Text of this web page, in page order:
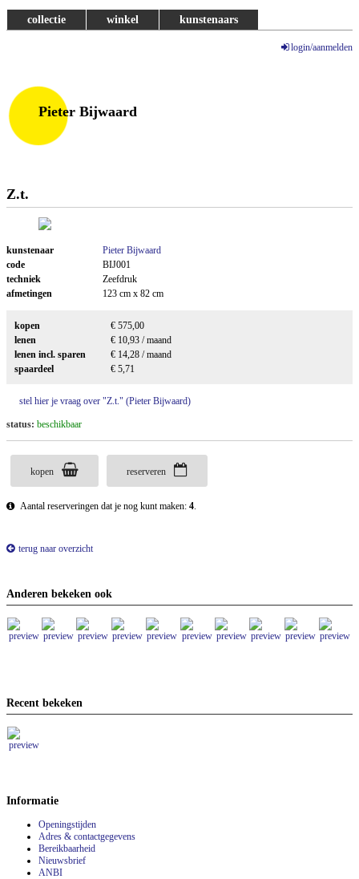
collectie winkel kunstenaars
login/aanmelden
Pieter Bijwaard
Z.t.
kunstenaar
Pieter Bijwaard
code
BIJ001
techniek
Zeefdruk
afmetingen
123 cm x 82 cm
kopen
€ 575,00
lenen
€ 10,93 / maand
lenen incl. sparen
€ 14,28 / maand
spaardeel
€ 5,71
stel hier je vraag over "Z.t." (Pieter Bijwaard)
status: beschikbaar
kopen reserveren
Aantal reserveringen dat je nog kunt maken: 4.
terug naar overzicht
Anderen bekeken ook
Recent bekeken
Informatie
Openingstijden
Adres & contactgegevens
Bereikbaarheid
Nieuwsbrief
ANBI